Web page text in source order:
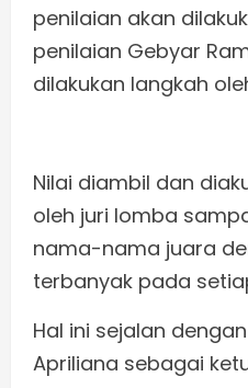
penilaian akan
penilaian Gebyar
dilakukan langkah
Nilai diambil dan
oleh juri lomba
nama-nama juara
terbanyak pada
Hal ini sejalan
Apriliana sebagai